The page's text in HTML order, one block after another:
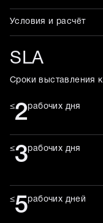
Условия и расчёт
SLA
Сроки выставления
≤2рабочих дня
≤3рабочих дня
≤5рабочих дней